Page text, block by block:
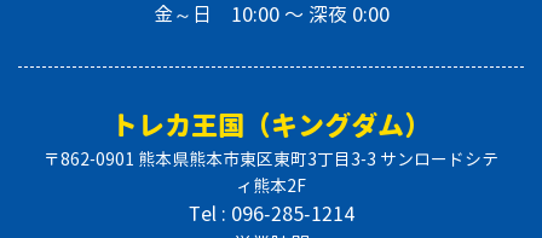
金～日 10:00 〜 深夜 0:00
トレカ王国（キングダム）
〒862-0901 熊本県熊本市東区東町3丁目3-3 サンロードシテ
ィ熊本2F
Tel : 096-285-1214